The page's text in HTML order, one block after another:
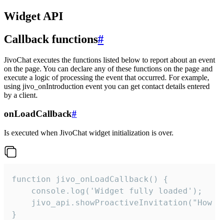
Widget API
Callback functions#
JivoChat executes the functions listed below to report about an event
on the page. You can declare any of these functions on the page and
execute a logic of processing the event that occurred. For example,
using jivo_onIntroduction event you can get contact details entered
by a client.
onLoadCallback#
Is executed when JivoChat widget initialization is over.
function jivo_onLoadCallback() {
    console.log('Widget fully loaded');
jivo_api.showProactiveInvitation("How
}